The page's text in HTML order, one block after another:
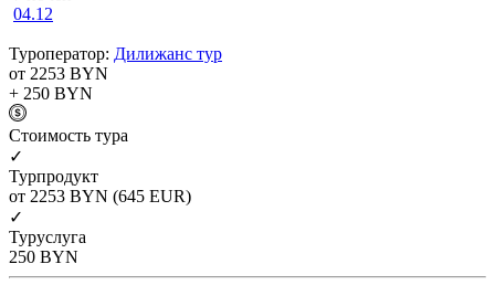
04.12
Туроператор: Дилижанс тур
от 2253 BYN
+ 250 BYN
Cтоимость тура
✓
Турпродукт
от 2253 BYN (645 EUR)
✓
Туруслуга
250 BYN